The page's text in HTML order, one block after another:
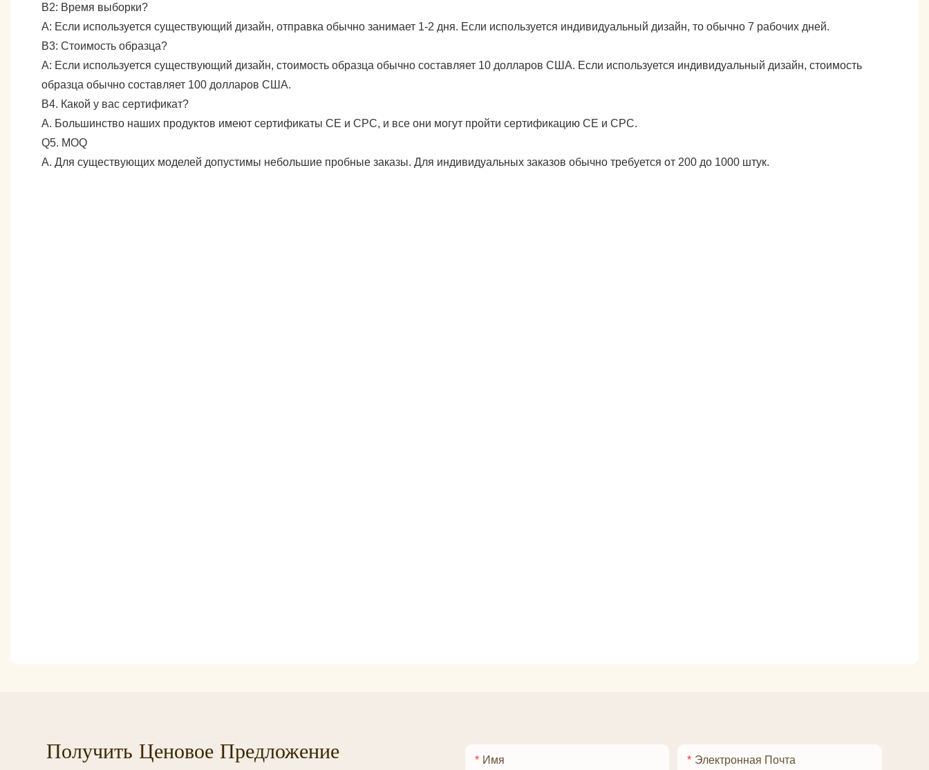
В2: Время выборки?
А: Если используется существующий дизайн, отправка обычно занимает 1-2 дня. Если используется индивидуальный дизайн, то обычно 7 рабочих дней.
В3: Стоимость образца?
А: Если используется существующий дизайн, стоимость образца обычно составляет 10 долларов США. Если используется индивидуальный дизайн, стоимость
образца обычно составляет 100 долларов США.
В4. Какой у вас сертификат?
А. Большинство наших продуктов имеют сертификаты CE и CPC, и все они могут пройти сертификацию CE и CPC.
Q5. MOQ
А. Для существующих моделей допустимы небольшие пробные заказы. Для индивидуальных заказов обычно требуется от 200 до 1000 штук.
Получить Ценовое Предложение Имя Электронная Почта